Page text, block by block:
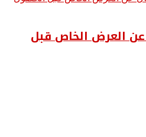
العرض الخاص قبل